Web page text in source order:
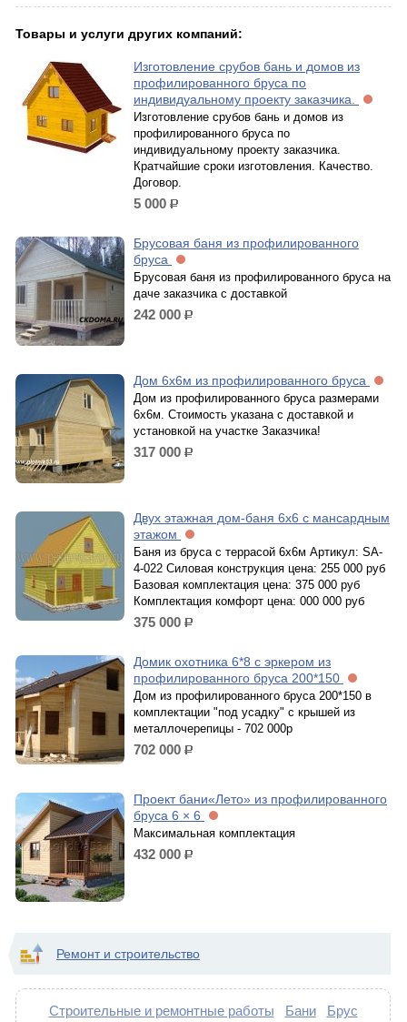
Товары и услуги других компаний:
Изготовление срубов бань и домов из
профилированного бруса по
индивидуальному проекту заказчика.
Изготовление срубов бань и домов из
профилированного бруса по
индивидуальному проекту заказчика.
Кратчайшие сроки изготовления. Качество.
Договор.
5 000 р.
Брусовая баня из профилированного
бруса
Брусовая баня из профилированного бруса на
даче заказчика с доставкой
242 000 р.
Дом 6х6м из профилированного бруса
Дом из профилированного бруса размерами
6х6м. Стоимость указана с доставкой и
установкой на участке Заказчика!
317 000 р.
Двух этажная дом-баня 6х6 с мансардным
этажом
Баня из бруса с террасой 6х6м Артикул: SA-
4-022 Силовая конструкция цена: 255 000 руб
Базовая комплектация цена: 375 000 руб
Комплектация комфорт цена: 000 000 руб
375 000 р.
Домик охотника 6*8 с эркером из
профилированного бруса 200*150
Дом из профилированного бруса 200*150 в
комплектации "под усадку" с крышей из
металлочерепицы - 702 000р
702 000 р.
Проект бани«Лето» из профилированного
бруса 6 × 6
Максимальная комплектация
432 000 р.
Ремонт и строительство
Строительные и ремонтные работы Бани Брус